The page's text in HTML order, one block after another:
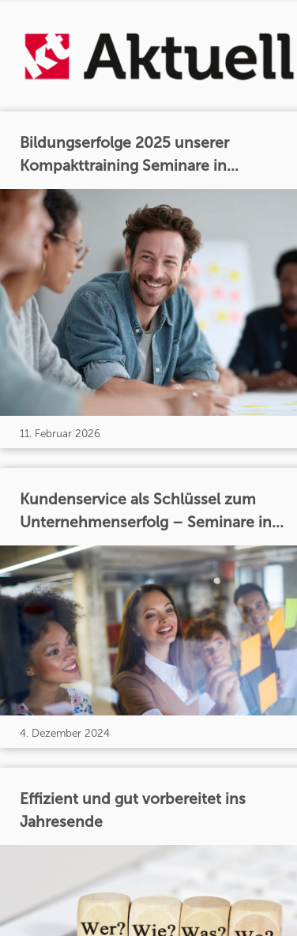
Bildungserfolge 2025 unserer
Kompakttraining Seminare in...
11. Februar 2026
Kundenservice als Schlüssel zum
Unternehmenserfolg – Seminare in...
4. Dezember 2024
Effizient und gut vorbereitet ins
Jahresende